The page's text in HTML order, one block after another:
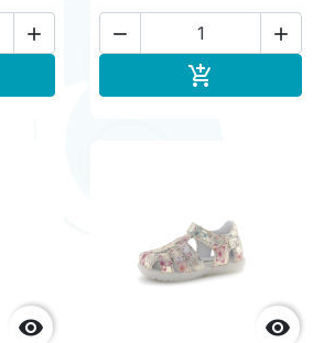
  

 